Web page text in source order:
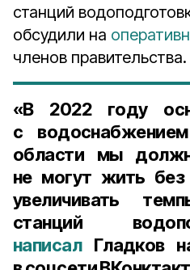
станций
обсудили на
членов правительства.
«В 2022 году
с
области мы
не могут жить
увеличивать
станций
написалГладков